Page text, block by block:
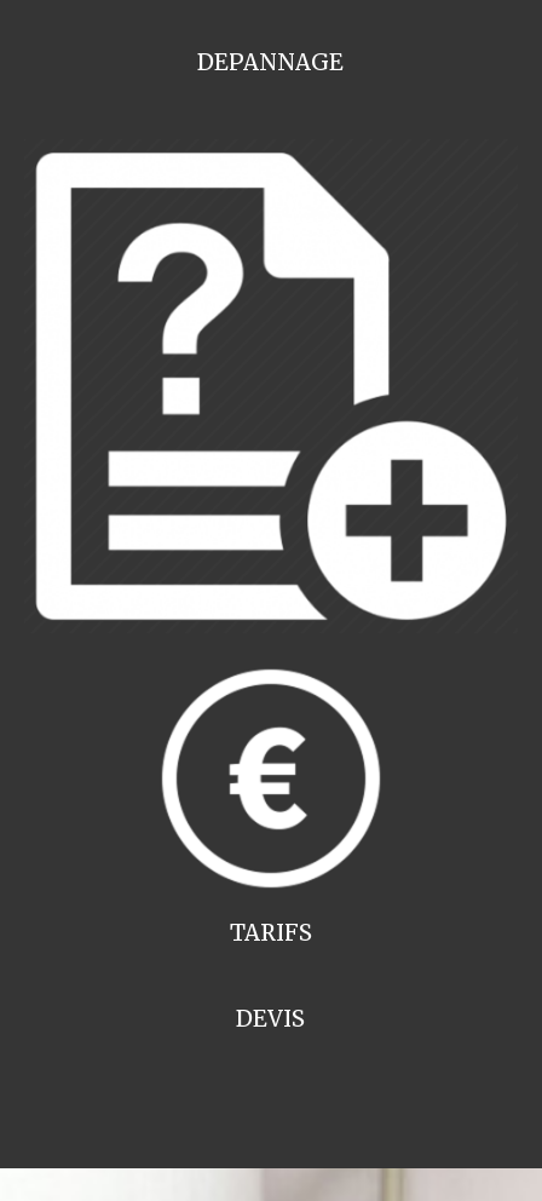
DEPANNAGE
TARIFS
DEVIS